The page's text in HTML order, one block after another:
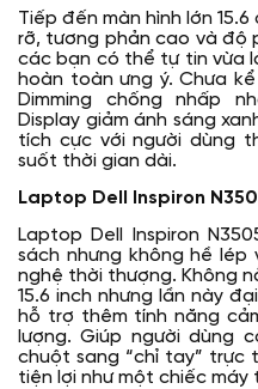
Tiếp đến màn hình lớn
rỡ, tương phản cao và độ
các bạn có thể tự tin vừa
hoàn toàn ưng ý. Chưa
Dimming chống nhấp
Display giảm ánh sáng
tích cực với người dùng
suốt thời gian dài.
Laptop Dell Inspiron
Laptop Dell Inspiron
sách nhưng không hề
nghệ thời thượng. Không
15.6 inch nhưng lần này
hỗ trợ thêm tính năng
lượng. Giúp người
chuột sang “chỉ tay” trực
tiện lợi như một chiếc máy